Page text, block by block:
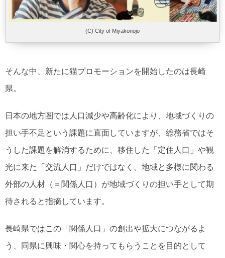
(C) City of Miyakonojo
そんな中、新たに猫プロモーションを開始したのは長崎
県。
日本の地方圏では人口減少や高齢化により、地域づくりの
担い手不足という課題に直面していますが、総務省ではそ
うした課題を解消するために、移住した「定住人口」や観
光に来た「交流人口」だけではなく、地域と多様に関わる
外部の人材（＝関係人口）が地域づくりの担い手として期
待されると指摘しています。
長崎県ではこの「関係人口」の創出や拡大につながるよ
う、同県に興味・関心を持ってもらうことを目的として